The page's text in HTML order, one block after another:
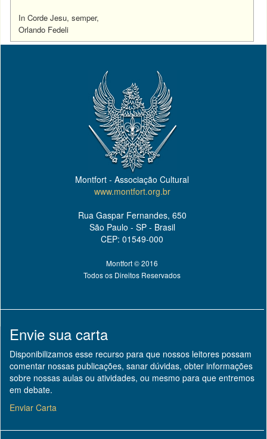
In Corde Jesu, semper,
Orlando Fedeli
Montfort - Associação Cultural
www.montfort.org.br
Rua Gaspar Fernandes, 650
São Paulo - SP - Brasil
CEP: 01549-000
Montfort © 2016
Todos os Direitos Reservados
Envie sua carta
Disponibilizamos esse recurso para que nossos leitores possam
comentar nossas publicações, sanar dúvidas, obter informações
sobre nossas aulas ou atividades, ou mesmo para que entremos
em debate.
Enviar Carta